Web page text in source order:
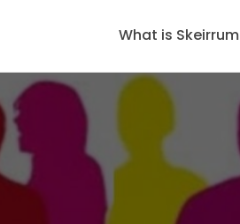
What is Skeirrum